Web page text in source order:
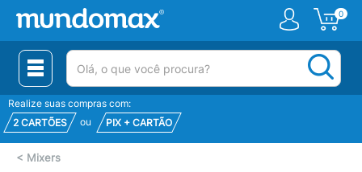
0
(pesquisar)
Realize suas compras com:
2 CARTÕES
ou PIX + CARTÃO
< Mixers